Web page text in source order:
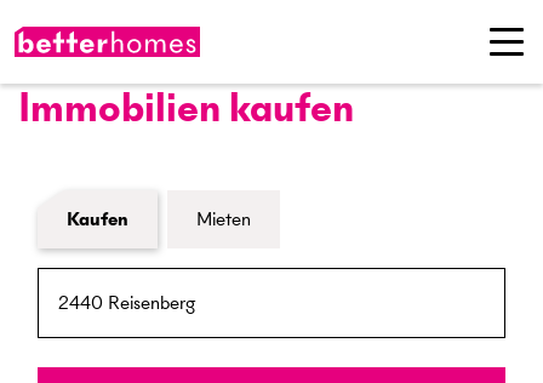
Immobilien kaufen
Formular Immobiliensuche
Kaufen Mieten
PLZ / Ort
Umkreis